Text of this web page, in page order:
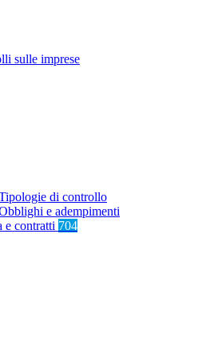
sulle imprese
di controllo
e adempimenti
e contratti 704